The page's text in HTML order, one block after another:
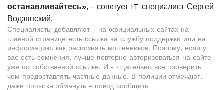
останавливайтесь», - советует IT-специалист Сергей
Водзянский.
Специалисты добавляют - на официальных сайтах на
главной странице есть ссылка на службу поддержки или на
информацию, как распознать мошенников. Поэтому, если у
вас есть сомнения, лучше повторно авторизоваться на сайте
уже по собственной ссылке. И - тщательно все проверить
чем предоставлять частные данные. В полиции отмечают,
даже попытка обмануть - повод сообщить